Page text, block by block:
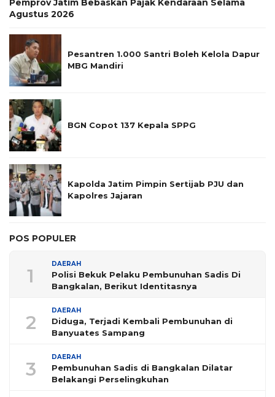
Agustus 2026
Pesantren 1.000 Santri Boleh Kelola Dapur
MBG Mandiri
BGN Copot 137 Kepala SPPG
Kapolda Jatim Pimpin Sertijab PJU dan
Kapolres Jajaran
POS POPULER
1
DAERAH
Polisi Bekuk Pelaku Pembunuhan Sadis Di
Bangkalan, Berikut Identitasnya
2
DAERAH
Diduga, Terjadi Kembali Pembunuhan di
Banyuates Sampang
3
DAERAH
Pembunuhan Sadis di Bangkalan Dilatar
Belakangi Perselingkuhan